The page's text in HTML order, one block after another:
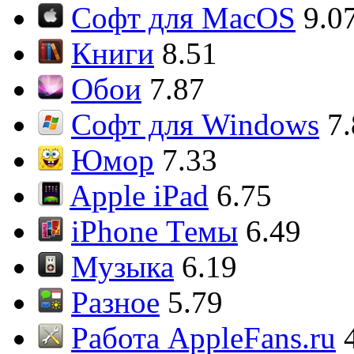
Софт для MacOS
Книги 8.51
Обои 7.87
Софт для Windows
Юмор 7.33
Apple iPad 6.75
iPhone Темы 6.49
Музыка 6.19
Разное 5.79
Работа AppleFans.ru